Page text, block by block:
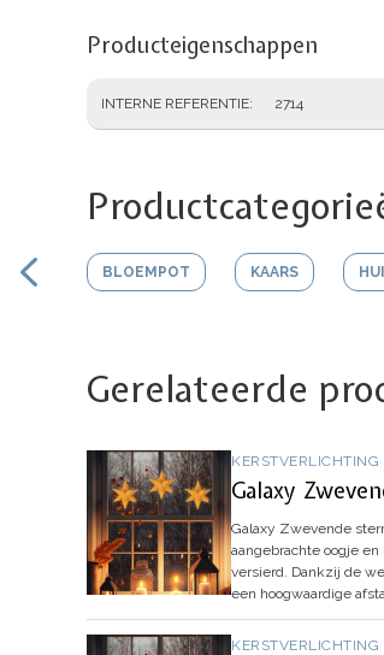
Producteigenschappen
INTERNE REFERENTIE 2714
BLOEMPOT KAARS
Gerelateerde
KERSTVERLICHTING
Galaxy
Galaxy Zwevende
aangebrachte oogje
versierd. Dankzij de
een hoogwaardige
KERSTVERLICHTING